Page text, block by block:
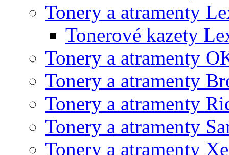
Tonery a atramenty
Tonerové kazety
Tonery a atramenty
Tonery a atramenty
Tonery a atramenty
Tonery a atramenty
Tonery a atramenty